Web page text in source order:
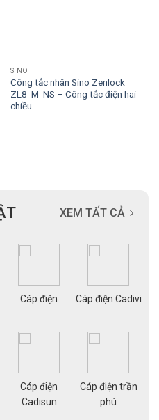
SINO
Công tắc nhân Sino Zenlock
ZL8_M_NS – Công tắc điện hai
chiều
XEM TẤT CẢ
Cáp điện
Cáp điện
Cadisun
Cáp điện Cadivi
Cáp điện trần
phú